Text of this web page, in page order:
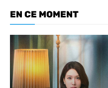
EN CE MOMENT